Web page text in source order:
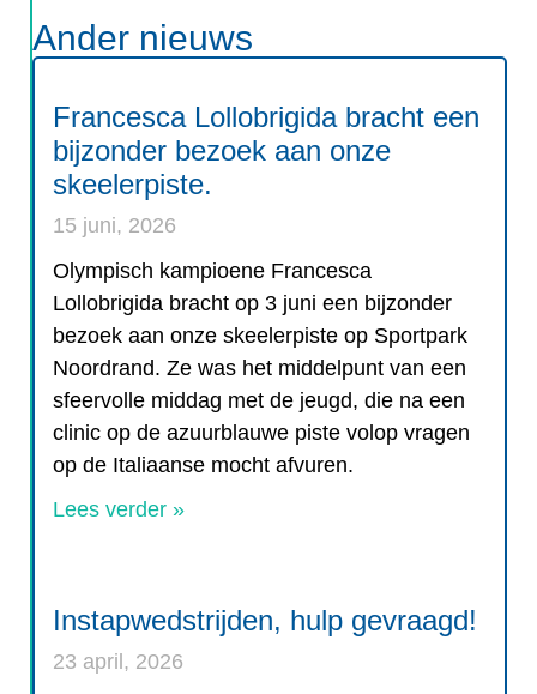
Ander nieuws
Francesca Lollobrigida bracht een
bijzonder bezoek aan onze
skeelerpiste.
15 juni, 2026
Olympisch kampioene Francesca
Lollobrigida bracht op 3 juni een bijzonder
bezoek aan onze skeelerpiste op Sportpark
Noordrand. Ze was het middelpunt van een
sfeervolle middag met de jeugd, die na een
clinic op de azuurblauwe piste volop vragen
op de Italiaanse mocht afvuren.
Lees verder »
Instapwedstrijden, hulp gevraagd!
23 april, 2026